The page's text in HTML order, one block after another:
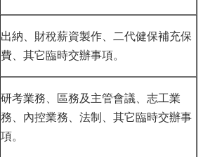
出納、財稅薪資製作、二代健保補充保
費、其它臨時交辦事項。
研考業務、區務及主管會議、志工業
務、內控業務、法制、其它臨時交辦事
項。